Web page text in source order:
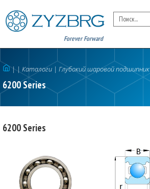
Forever Forward
|| Каталоги | Глубокий шаровой подшипник
6200 Series
6200 Series